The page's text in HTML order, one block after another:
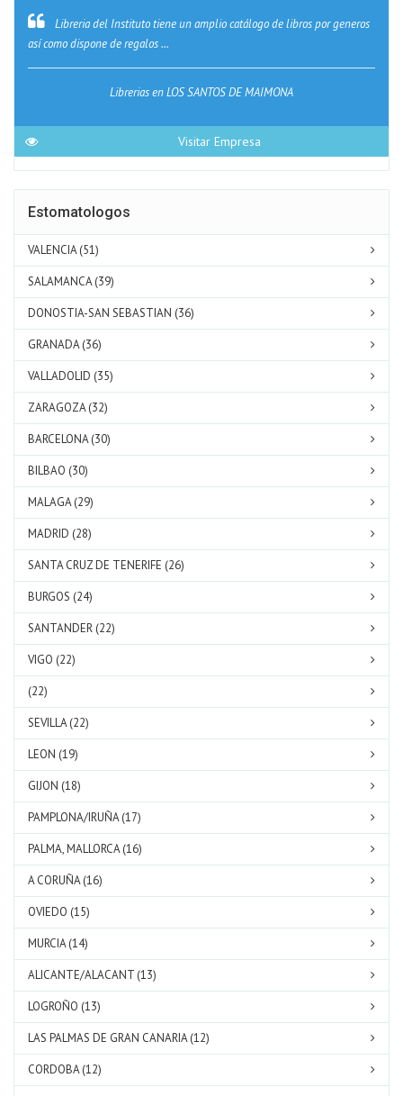
Libreria del Instituto tiene un amplio catálogo de libros por generos
así como dispone de regalos ...
Librerias en LOS SANTOS DE MAIMONA
Visitar Empresa
Estomatologos
VALENCIA (51)
SALAMANCA (39)
DONOSTIA-SAN SEBASTIAN (36)
GRANADA (36)
VALLADOLID (35)
ZARAGOZA (32)
BARCELONA (30)
BILBAO (30)
MALAGA (29)
MADRID (28)
SANTA CRUZ DE TENERIFE (26)
BURGOS (24)
SANTANDER (22)
VIGO (22)
(22)
SEVILLA (22)
LEON (19)
GIJON (18)
PAMPLONA/IRUÑA (17)
PALMA, MALLORCA (16)
A CORUÑA (16)
OVIEDO (15)
MURCIA (14)
ALICANTE/ALACANT (13)
LOGROÑO (13)
LAS PALMAS DE GRAN CANARIA (12)
CORDOBA (12)